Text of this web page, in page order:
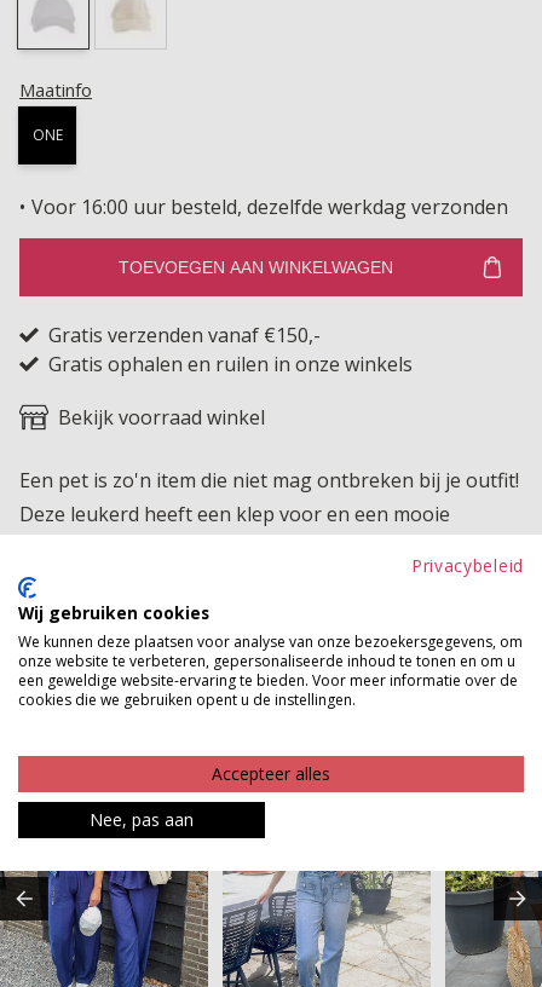
Maatinfo
ONE
Voor 16:00 uur besteld, dezelfde werkdag verzonden
TOEVOEGEN AAN WINKELWAGEN
Gratis verzenden vanaf €150,-
Gratis ophalen en ruilen in onze winkels
Bekijk voorraad winkel
Een pet is zo'n item die niet mag ontbreken bij je outfit!
Deze leukerd heeft een klep voor en een mooie
Product kenmerken
Betaalinformatie
MAAK JE LOOK COMPLEET
Privacybeleid
Wij gebruiken cookies
We kunnen deze plaatsen voor analyse van onze bezoekersgegevens, om
onze website te verbeteren, gepersonaliseerde inhoud te tonen en om u
een geweldige website-ervaring te bieden. Voor meer informatie over de
cookies die we gebruiken opent u de instellingen.
Accepteer alles
Nee, pas aan